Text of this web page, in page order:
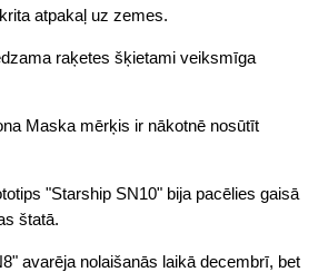
atpakaļ uz zemes.
raķetes šķietami veiksmīga
Maska mērķis ir nākotnē nosūtīt
"Starship SN10" bija pacēlies gaisā
štatā.
avarēja nolaišanās laikā decembrī, bet